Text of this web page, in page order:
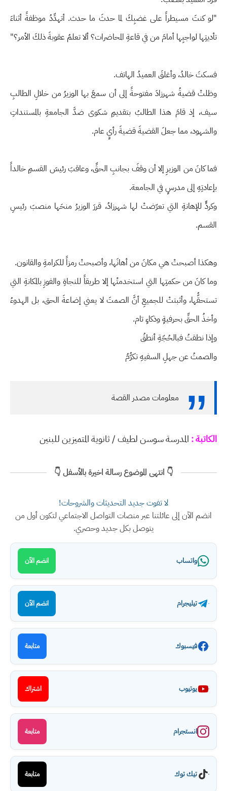
"لو كنتَ مسيطراً على غضبِكَ لما حدثَ ما حدث. أتهدِّدُ موظفةً أثناءَ
تأديتِها لواجبِها أمامَ من في قاعةِ المحاضرات؟ ألا تعلمُ عقوبةَ ذلكَ الأمر؟"
فسكتَ خالدُ، وأغلقَ العميدُ الهاتف.
وظلتْ قضيةُ شهرزادَ مفتوحةً إلى أن سمعَ بها الوزيرُ من خلالِ الطالبِ
سيف، إذ قامَ هذا الطالبُ بتقديمِ شكوى ضدَّ الجامعةِ بالمستنداتِ
والشهود، مما جعلَ القضيةَ قضيةَ رأيٍ عام.
فما كانَ من الوزيرِ إلا أن وقفَ بجانبِ الحقِّ، وعاقبَ رئيسَ القسمِ خالداً
بإعادتِهِ إلى مدرسٍ في الجامعة.
وكردٍّ للإهانةِ التي تعرّضتْ لها شهرزادُ، قررَ الوزيرُ منحَها منصبَ رئيسِ
القسم.
وهكذا أصبحتْ هي مكانَ من أهانَها، وأصبحتْ رمزاً للكرامةِ والقانون.
وما كانَ من حكمتِها التي استخدمتْها إلا طريقاً للنجاةِ والفوزِ بالمكانةِ التي
تستحقُّها، وأثبتتْ للجميعِ أنَّ الصمتَ لا يعني إضاعةَ الحق، بل الهدوءُ
وأخذُ الحقِّ بحرفيةٍ وذكاءٍ تام.
وإذا نطقتُ فبالحُجّةِ أنطقُ
والصمتُ عن جهلِ السفيهِ تكرُّمُ
معلومات مصدر القصة
الكاتبة : المدرسة سوسن لطيف / ثانوية المتميزين للبنين
👇 انتهى الموضوع رسالة اخيرة بالأسفل 👇
لا تفوت جديد التحديثات والشروحات!
انضم الآن إلى عائلتنا عبر منصات التواصل الاجتماعي لتكون أول من
يتوصل بكل جديد وحصري.
واتساب انضم الآن
تيليجرام انضم الآن
فيسبوك متابعة
يوتيوب اشتراك
انستجرام متابعة
تيك توك متابعة